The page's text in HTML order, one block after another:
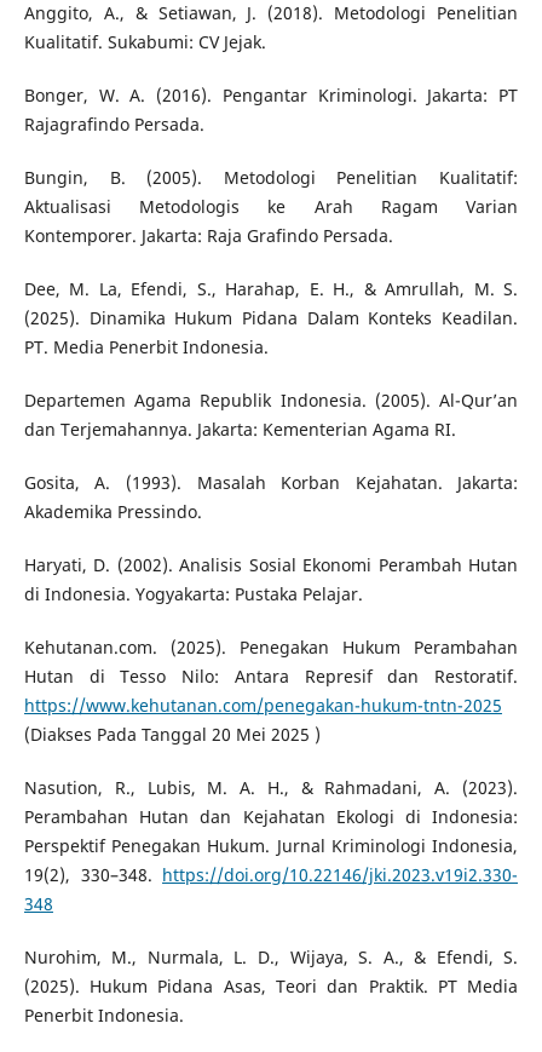
Anggito, A., & Setiawan, J. (2018). Metodologi Penelitian
Kualitatif. Sukabumi: CV Jejak.
Bonger, W. A. (2016). Pengantar Kriminologi. Jakarta: PT
Rajagrafindo Persada.
Bungin, B. (2005). Metodologi Penelitian Kualitatif:
Aktualisasi Metodologis ke Arah Ragam Varian
Kontemporer. Jakarta: Raja Grafindo Persada.
Dee, M. La, Efendi, S., Harahap, E. H., & Amrullah, M. S.
(2025). Dinamika Hukum Pidana Dalam Konteks Keadilan.
PT. Media Penerbit Indonesia.
Departemen Agama Republik Indonesia. (2005). Al-Qur’an
dan Terjemahannya. Jakarta: Kementerian Agama RI.
Gosita, A. (1993). Masalah Korban Kejahatan. Jakarta:
Akademika Pressindo.
Haryati, D. (2002). Analisis Sosial Ekonomi Perambah Hutan
di Indonesia. Yogyakarta: Pustaka Pelajar.
Kehutanan.com. (2025). Penegakan Hukum Perambahan
Hutan di Tesso Nilo: Antara Represif dan Restoratif.
https://www.kehutanan.com/penegakan-hukum-tntn-2025
(Diakses Pada Tanggal 20 Mei 2025 )
Nasution, R., Lubis, M. A. H., & Rahmadani, A. (2023).
Perambahan Hutan dan Kejahatan Ekologi di Indonesia:
Perspektif Penegakan Hukum. Jurnal Kriminologi Indonesia,
19(2), 330–348. https://doi.org/10.22146/jki.2023.v19i2.330-
348
Nurohim, M., Nurmala, L. D., Wijaya, S. A., & Efendi, S.
(2025). Hukum Pidana Asas, Teori dan Praktik. PT Media
Penerbit Indonesia.